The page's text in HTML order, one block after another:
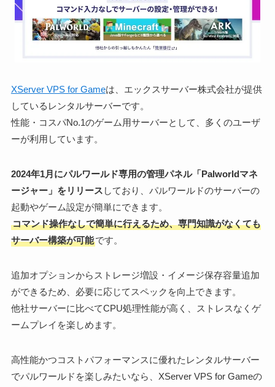
XServer VPS for Gameは、エックスサーバー株式会社が提供
しているレンタルサーバーです。
性能・コスパNo.1のゲーム用サーバーとして、多くのユーザ
ーが利用しています。
2024年1月にパルワールド専用の管理パネル「Palworldマネ
ージャー」をリリース しており、パルワールドのサーバーの
起動やゲーム設定が簡単にできます。
コマンド操作なしで簡単に行えるため、専門知識がなくても
サーバー構築が可能です。
追加オプションからストレージ増設・イメージ保存容量追加
ができるため、必要に応じてスペックを向上できます。
他社サーバーに比べてCPU処理性能が高く、ストレスなくゲ
ームプレイを楽しめます。
高性能かつコストパフォーマンスに優れたレンタルサーバー
でパルワールドを楽しみたいなら、XServer VPS for Gameの